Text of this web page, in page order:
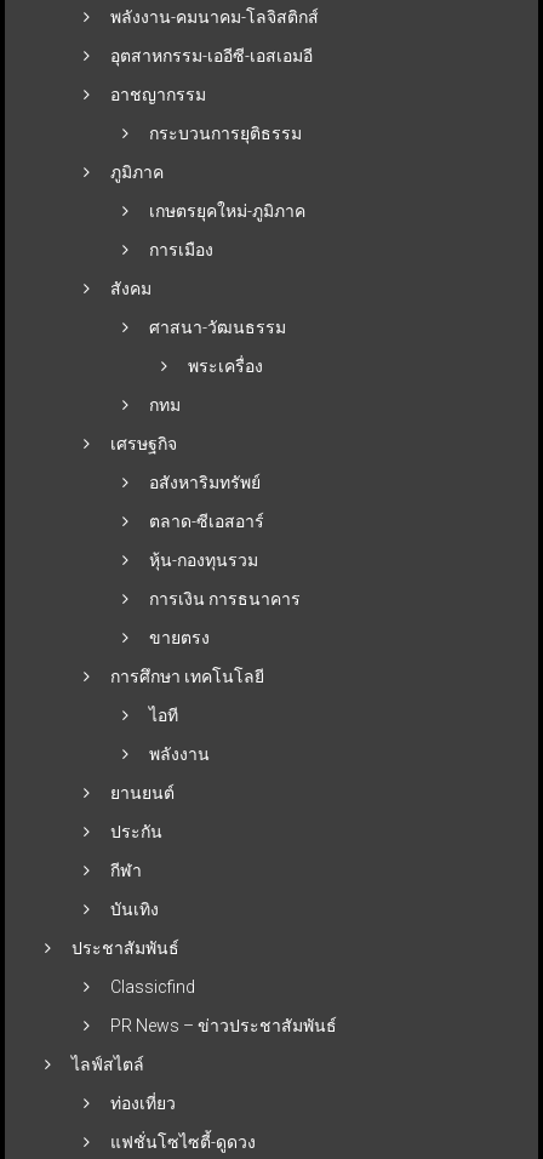
พลังงาน-คมนาคม-โลจิสติกส์
อุตสาหกรรม-เออีซี-เอสเอมอี
อาชญากรรม
กระบวนการยุติธรรม
ภูมิภาค
เกษตรยุคใหม่-ภูมิภาค
การเมือง
สังคม
ศาสนา-วัฒนธรรม
พระเครื่อง
กทม
เศรษฐกิจ
อสังหาริมทรัพย์
ตลาด-ซีเอสอาร์
หุ้น-กองทุนรวม
การเงิน การธนาคาร
ขายตรง
การศึกษา เทคโนโลยี
ไอที
พลังงาน
ยานยนต์
ประกัน
กีฬา
บันเทิง
ประชาสัมพันธ์
Classicfind
PR News – ข่าวประชาสัมพันธ์
ไลฟ์สไตล์
ท่องเที่ยว
แฟชั่นโซไซตี้-ดูดวง